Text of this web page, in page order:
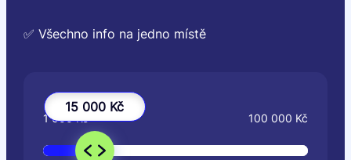
✅ Všechno info na jedno místě
15 000 Kč
1 000 Kč 100 000 Kč